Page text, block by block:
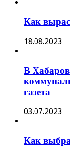
Как
18.08.2023
В
газета
03.07.2023
Как